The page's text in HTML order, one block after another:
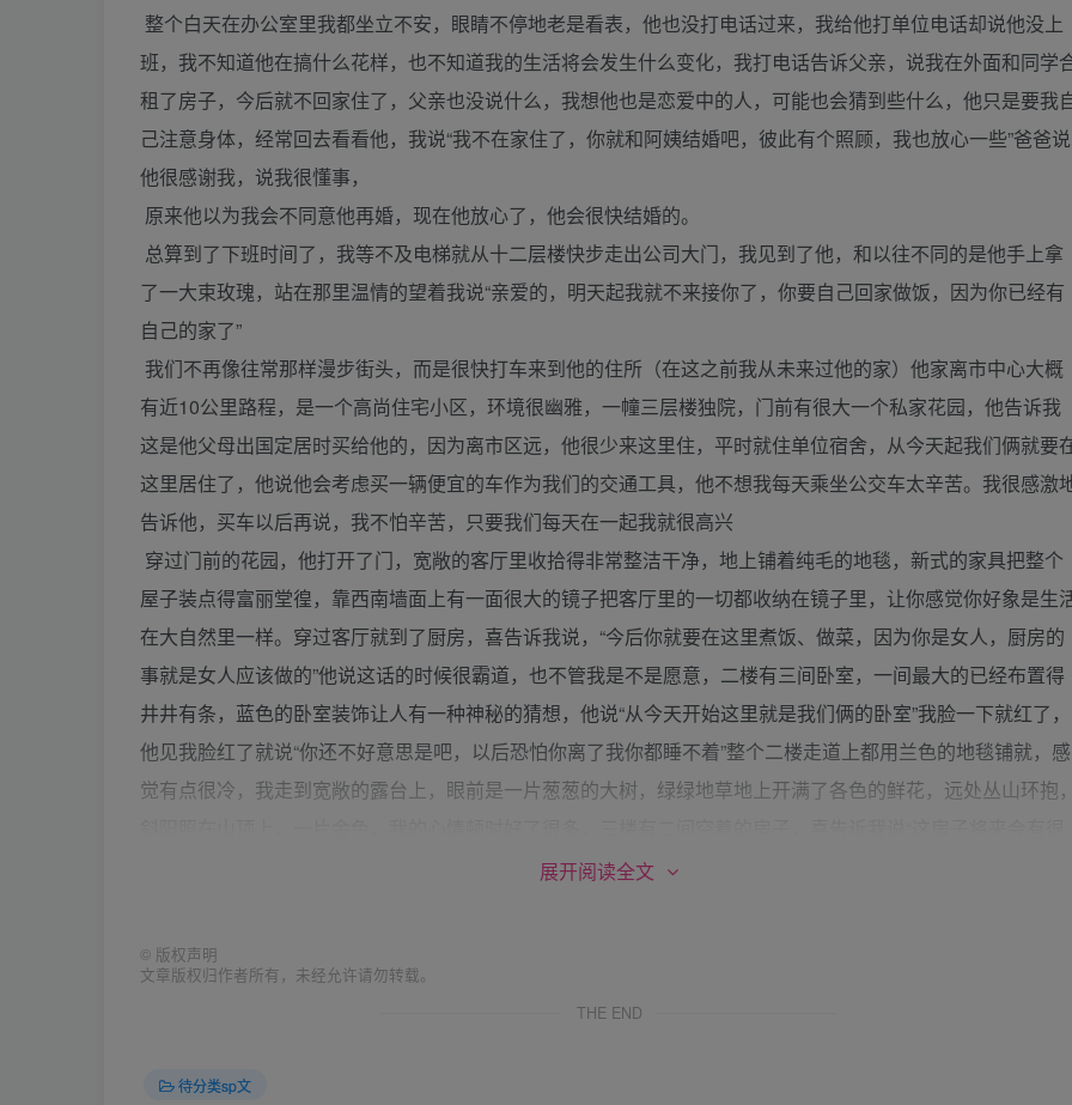
整个白天在办公室里我都坐立不安，眼睛不停地老是看表，他也没打电话过来，我给他打单位电话却说他没上
班，我不知道他在搞什么花样，也不知道我的生活将会发生什么变化，我打电话告诉父亲，说我在外面和同学
租了房子，今后就不回家住了，父亲也没说什么，我想他也是恋爱中的人，可能也会猜到些什么，他只是要我
己注意身体，经常回去看看他，我说“我不在家住了，你就和阿姨结婚吧，彼此有个照顾，我也放心一些”爸爸说
他很感谢我，说我很懂事，
原来他以为我会不同意他再婚，现在他放心了，他会很快结婚的。
总算到了下班时间了，我等不及电梯就从十二层楼快步走出公司大门，我见到了他，和以往不同的是他手上拿
了一大束玫瑰，站在那里温情的望着我说“亲爱的，明天起我就不来接你了，你要自己回家做饭，因为你已经有
自己的家了”
我们不再像往常那样漫步街头，而是很快打车来到他的住所（在这之前我从未来过他的家）他家离市中心大概
有近10公里路程，是一个高尚住宅小区，环境很幽雅，一幢三层楼独院，门前有很大一个私家花园，他告诉我
这是他父母出国定居时买给他的，因为离市区远，他很少来这里住，平时就住单位宿舍，从今天起我们俩就要
这里居住了，他说他会考虑买一辆便宜的车作为我们的交通工具，他不想我每天乘坐公交车太辛苦。我很感激
告诉他，买车以后再说，我不怕辛苦，只要我们每天在一起我就很高兴
穿过门前的花园，他打开了门，宽敞的客厅里收拾得非常整洁干净，地上铺着纯毛的地毯，新式的家具把整个
屋子装点得富丽堂徨，靠西南墙面上有一面很大的镜子把客厅里的一切都收纳在镜子里，让你感觉你好象是生
在大自然里一样。穿过客厅就到了厨房，喜告诉我说，“今后你就要在这里煮饭、做菜，因为你是女人，厨房的
事就是女人应该做的”他说这话的时候很霸道，也不管我是不是愿意，二楼有三间卧室，一间最大的已经布置得
井井有条，蓝色的卧室装饰让人有一种神秘的猜想，他说“从今天开始这里就是我们俩的卧室”我脸一下就红了，
他见我脸红了就说“你还不好意思是吧，以后恐怕你离了我你都睡不着”整个二楼走道上都用兰色的地毯铺就，感
觉有点很冷，我走到宽敞的露台上，眼前是一片葱葱的大树，绿绿地草地上开满了各色的鲜花，远处丛山环抱，
多用处，以后慢慢你就知道了。”我也没有多问，喜说“参观完了房间，你该到厨房去准备晚餐了，半个小时内必
小时就做好了（因为我在家就会做饭炒菜，这点活难不倒我）吃饭时他告诉我“你做的菜很好吃，以后买菜就在
小区买，也可以打电话叫他们送过来，呆会儿吃完饭收拾干净后到客厅来我有话要和你谈。”
在客厅沙发就坐后喜把我拥在怀中抚摩着我的头发，不断地亲吻我的脸，手慢慢的移到我的胸前解开我的衣
一种痒传遍我的全身，我无法再反抗，也不停的吻他的脸，他的手移到了我的下身，摸到了湿漉漉的 yinhu，他
展开阅读全文
© 版权声明
文章版权归作者所有，未经允许请勿转载。
THE END
待分类sp文